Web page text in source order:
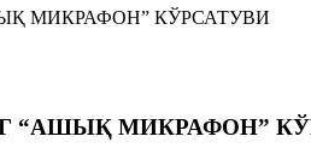
МИКРАФОН” КЎРСАТУВИ
“АШЫҚ МИКРАФОН”